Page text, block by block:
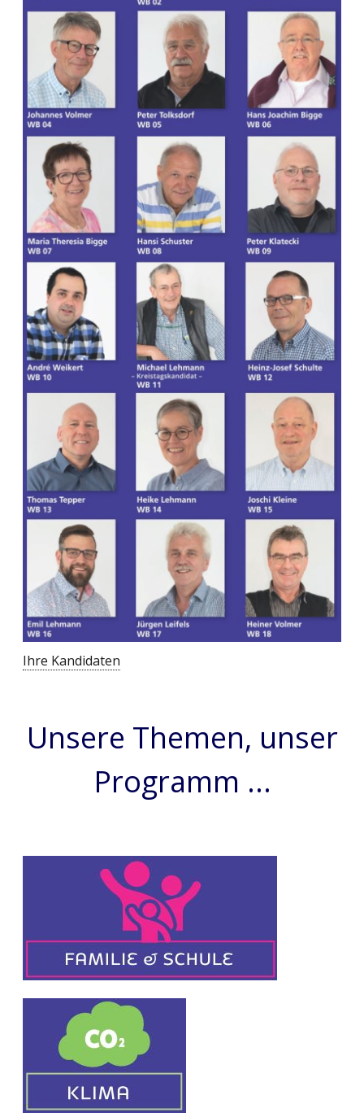
Ihre Kandidaten
Unsere Themen, unser
Programm ...